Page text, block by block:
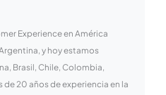
Experience en América
y hoy estamos
Brasil, Chile, Colombia,
de 20 años de experiencia en la